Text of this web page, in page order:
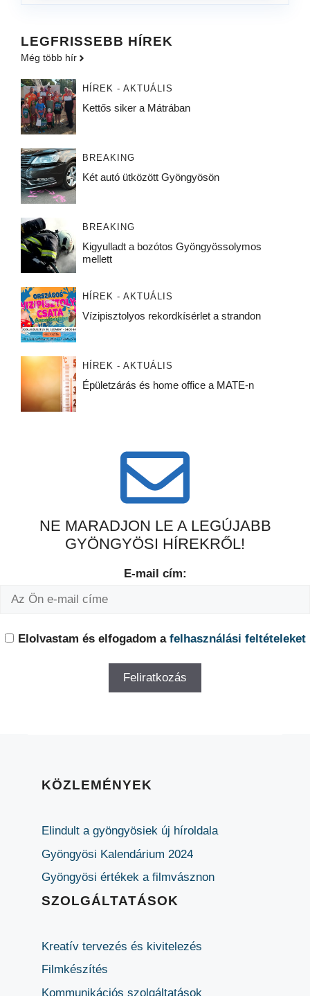
LEGFRISSEBB HÍREK
Még több hír
HÍREK - AKTUÁLIS
Kettős siker a Mátrában
BREAKING
Két autó ütközött Gyöngyösön
BREAKING
Kigyulladt a bozótos Gyöngyössolymos
mellett
HÍREK - AKTUÁLIS
Vízipisztolyos rekordkísérlet a strandon
HÍREK - AKTUÁLIS
Épületzárás és home office a MATE-n
NE MARADJON LE A LEGÚJABB
GYÖNGYÖSI HÍREKRŐL!
E-mail cím:
Elolvastam és elfogadom a felhasználási feltételeket
KÖZLEMÉNYEK
Elindult a gyöngyösiek új híroldala
Gyöngyösi Kalendárium 2024
Gyöngyösi értékek a filmvásznon
SZOLGÁLTATÁSOK
Kreatív tervezés és kivitelezés
Filmkészítés
Kommunikációs szolgáltatások